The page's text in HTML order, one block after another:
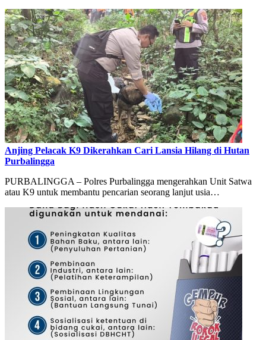
Anjing Pelacak K9 Dikerahkan Cari Lansia Hilang di Hutan
Purbalingga
PURBALINGGA – Polres Purbalingga mengerahkan Unit Satwa
atau K9 untuk membantu pencarian seorang lanjut usia…